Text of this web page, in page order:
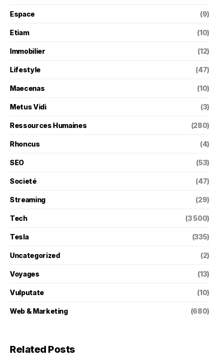
Espace (9)
Etiam (10)
Immobilier (12)
Lifestyle (47)
Maecenas (10)
Metus Vidi (3)
Ressources Humaines (280)
Rhoncus (4)
SEO (53)
Societé (47)
Streaming (29)
Tech (3 500)
Tesla (335)
Uncategorized (2)
Voyages (13)
Vulputate (10)
Web & Marketing (680)
Related Posts